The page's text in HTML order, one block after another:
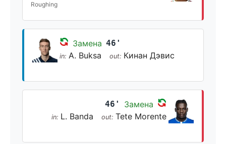
Roughing
Замена 46'
in: A. Buksa out: Кинан Дэвис
46' Замена
in: L. Banda out: Tete Morente